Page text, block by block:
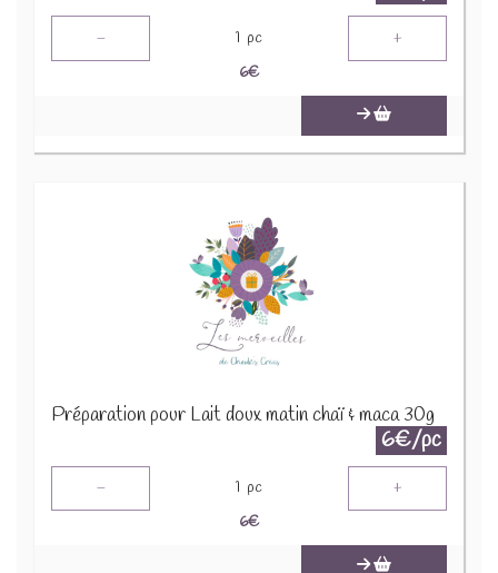
- 1 pc +
6€
Préparation pour Lait doux matin chaï & maca 30g
6€/pc
- 1 pc +
6€